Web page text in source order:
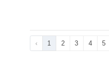
‹ 1 2 3 4 5